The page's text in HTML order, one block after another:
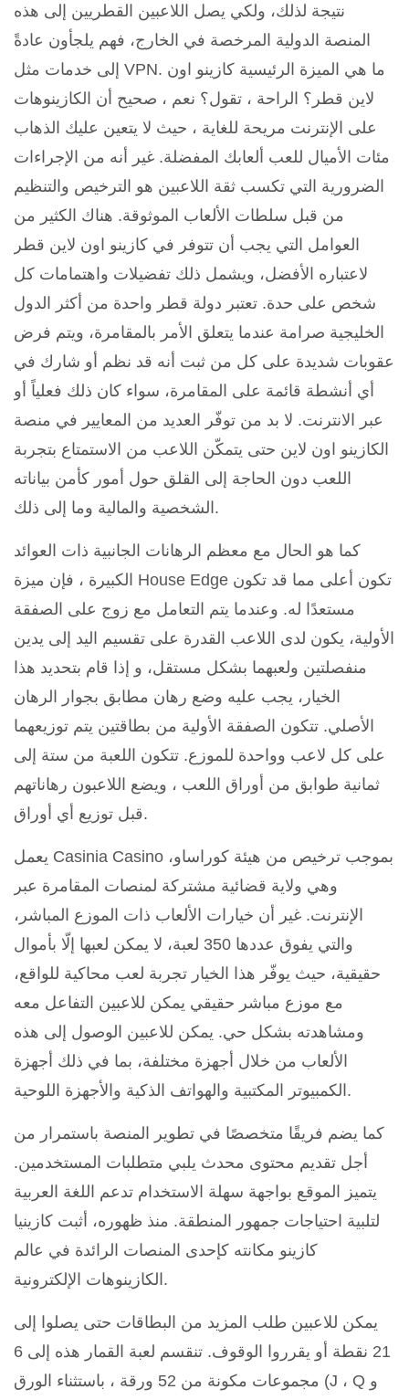
نتيجة لذلك، ولكي يصل اللاعبين القطريين إلى هذه
المنصة الدولية المرخصة في الخارج، فهم يلجأون عادةً
إلى خدمات مثل VPN. ما هي الميزة الرئيسية كازينو اون
لاين قطر؟ الراحة ، تقول؟ نعم ، صحيح أن الكازينوهات
على الإنترنت مريحة للغاية ، حيث لا يتعين عليك الذهاب
مئات الأميال للعب ألعابك المفضلة. غير أنه من الإجراءات
الضرورية التي تكسب ثقة اللاعبين هو الترخيص والتنظيم
من قبل سلطات الألعاب الموثوقة. هناك الكثير من
العوامل التي يجب أن تتوفر في كازينو اون لاين قطر
لاعتباره الأفضل، ويشمل ذلك تفضيلات واهتمامات كل
شخص على حدة. تعتبر دولة قطر واحدة من أكثر الدول
الخليجية صرامة عندما يتعلق الأمر بالمقامرة، ويتم فرض
عقوبات شديدة على كل من ثبت أنه قد نظم أو شارك في
أي أنشطة قائمة على المقامرة، سواء كان ذلك فعلياً أو
عبر الانترنت. لا بد من توفّر العديد من المعايير في منصة
الكازينو اون لاين حتى يتمكّن اللاعب من الاستمتاع بتجربة
اللعب دون الحاجة إلى القلق حول أمور كأمن بياناته
الشخصية والمالية وما إلى ذلك.
كما هو الحال مع معظم الرهانات الجانبية ذات العوائد
الكبيرة ، فإن ميزة House Edge تكون أعلى مما قد تكون
مستعدًا له. وعندما يتم التعامل مع زوج على الصفقة
الأولية، يكون لدى اللاعب القدرة على تقسيم اليد إلى يدين
منفصلتين ولعبهما بشكل مستقل، و إذا قام بتحديد هذا
الخيار، يجب عليه وضع رهان مطابق بجوار الرهان
الأصلي. تتكون الصفقة الأولية من بطاقتين يتم توزيعهما
على كل لاعب وواحدة للموزع. تتكون اللعبة من ستة إلى
ثمانية طوابق من أوراق اللعب ، ويضع اللاعبون رهاناتهم
قبل توزيع أي أوراق.
يعمل Casinia Casino بموجب ترخيص من هيئة كوراساو،
وهي ولاية قضائية مشتركة لمنصات المقامرة عبر
الإنترنت. غير أن خيارات الألعاب ذات الموزع المباشر،
والتي يفوق عددها 350 لعبة، لا يمكن لعبها إلّا بأموال
حقيقية، حيث يوفّر هذا الخيار تجربة لعب محاكية للواقع،
مع موزع مباشر حقيقي يمكن للاعبين التفاعل معه
ومشاهدته بشكل حي. يمكن للاعبين الوصول إلى هذه
الألعاب من خلال أجهزة مختلفة، بما في ذلك أجهزة
الكمبيوتر المكتبية والهواتف الذكية والأجهزة اللوحية.
كما يضم فريقًا متخصصًا في تطوير المنصة باستمرار من
أجل تقديم محتوى محدث يلبي متطلبات المستخدمين.
يتميز الموقع بواجهة سهلة الاستخدام تدعم اللغة العربية
لتلبية احتياجات جمهور المنطقة. منذ ظهوره، أثبت كازينيا
كازينو مكانته كإحدى المنصات الرائدة في عالم
الكازينوهات الإلكترونية.
يمكن للاعبين طلب المزيد من البطاقات حتى يصلوا إلى
21 نقطة أو يقرروا الوقوف. تنقسم لعبة القمار هذه إلى 6
مجموعات مكونة من 52 ورقة ، باستثناء الورق (J ، Q و